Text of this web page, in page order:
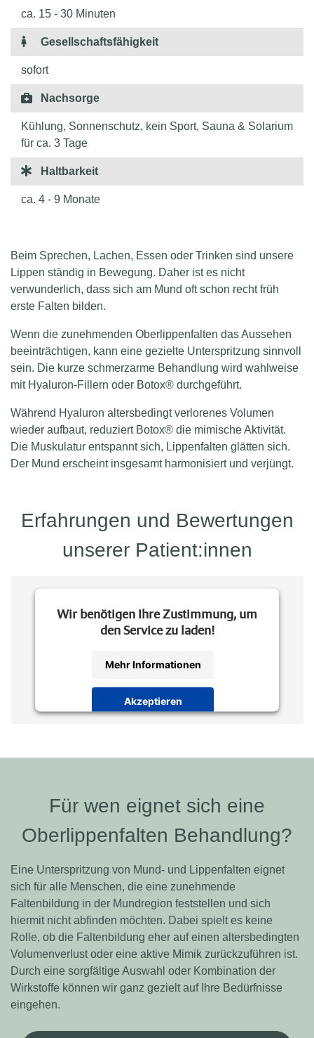
ca. 15 - 30 Minuten
Gesellschaftsfähigkeit
sofort
Nachsorge
Kühlung, Sonnenschutz, kein Sport, Sauna & Solarium
für ca. 3 Tage
Haltbarkeit
ca. 4 - 9 Monate
Beim Sprechen, Lachen, Essen oder Trinken sind unsere
Lippen ständig in Bewegung. Daher ist es nicht
verwunderlich, dass sich am Mund oft schon recht früh
erste Falten bilden.
Wenn die zunehmenden Oberlippenfalten das Aussehen
beeinträchtigen, kann eine gezielte Unterspritzung sinnvoll
sein. Die kurze schmerzarme Behandlung wird wahlweise
mit Hyaluron-Fillern oder Botox® durchgeführt.
Während Hyaluron altersbedingt verlorenes Volumen
wieder aufbaut, reduziert Botox® die mimische Aktivität.
Die Muskulatur entspannt sich, Lippenfalten glätten sich.
Der Mund erscheint insgesamt harmonisiert und verjüngt.
Erfahrungen und Bewertungen
unserer Patient:innen
Wir benötigen Ihre Zustimmung, um
den Service zu laden!
Mehr Informationen
Akzeptieren
Für wen eignet sich eine
Oberlippenfalten Behandlung?
Eine Unterspritzung von Mund- und Lippenfalten eignet
sich für alle Menschen, die eine zunehmende
Faltenbildung in der Mundregion feststellen und sich
hiermit nicht abfinden möchten. Dabei spielt es keine
Rolle, ob die Faltenbildung eher auf einen altersbedingten
Volumenverlust oder eine aktive Mimik zurückzuführen ist.
Durch eine sorgfältige Auswahl oder Kombination der
Wirkstoffe können wir ganz gezielt auf Ihre Bedürfnisse
eingehen.